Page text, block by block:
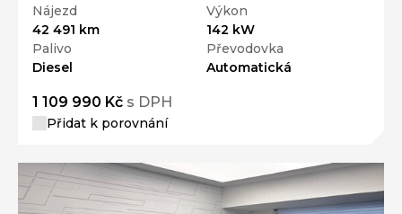
Nájezd
42 491 km
Výkon
142 kW
Palivo
Diesel
Převodovka
Automatická
1 109 990 Kč s DPH
Přidat k porovnání